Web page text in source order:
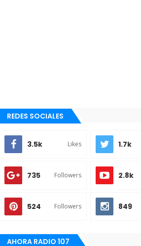
REDES SOCIALES
3.5k Likes 1.7k
735 Followers 2.8k
524 Followers 849
AHORA RADIO 107